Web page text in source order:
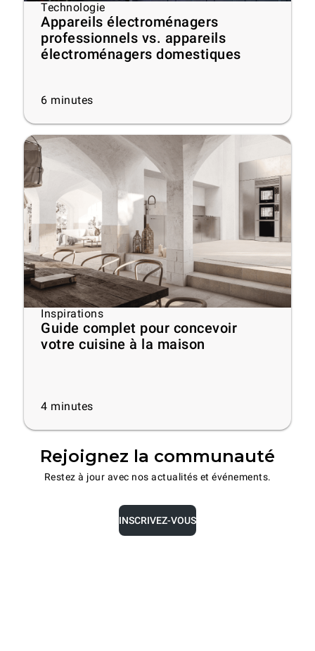
Technologie
Appareils électroménagers
professionnels vs. appareils
électroménagers domestiques
6 minutes
Inspirations
Guide complet pour concevoir
votre cuisine à la maison
4 minutes
Rejoignez la communauté
Restez à jour avec nos actualités et événements.
INSCRIVEZ-VOUS